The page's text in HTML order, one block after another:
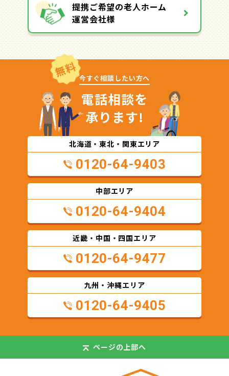
提携ご希望の老人ホーム
運営会社様
無料 今すぐ相談したい方へ
電話相談を
承ります!
北海道・東北・関東エリア
0120-64-9403
中部エリア
0120-64-9404
近畿・中国・四国エリア
0120-64-9477
九州・沖縄エリア
0120-64-9405
ページの上部へ